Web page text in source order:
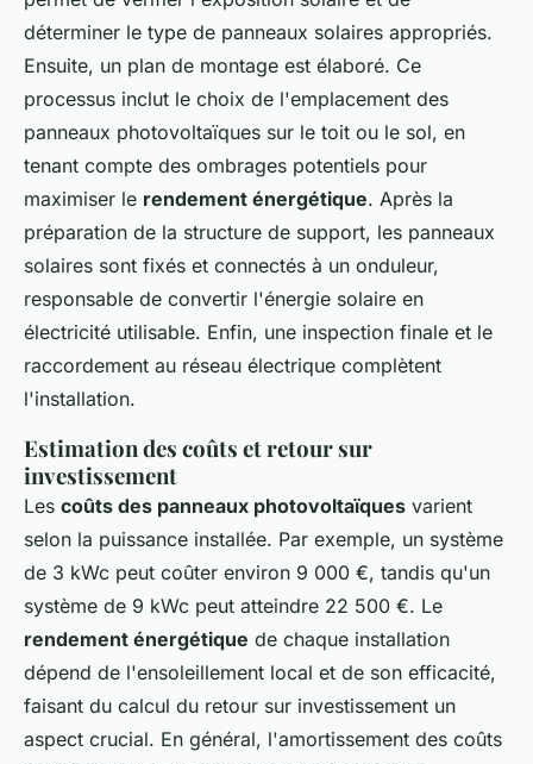
déterminer le type de panneaux solaires appropriés.
Ensuite, un plan de montage est élaboré. Ce
processus inclut le choix de l'emplacement des
panneaux photovoltaïques sur le toit ou le sol, en
tenant compte des ombrages potentiels pour
maximiser le rendement énergétique. Après la
préparation de la structure de support, les panneaux
solaires sont fixés et connectés à un onduleur,
responsable de convertir l'énergie solaire en
électricité utilisable. Enfin, une inspection finale et le
raccordement au réseau électrique complètent
l'installation.
Estimation des coûts et retour sur
investissement
Les coûts des panneaux photovoltaïques varient
selon la puissance installée. Par exemple, un système
de 3 kWc peut coûter environ 9 000 €, tandis qu'un
système de 9 kWc peut atteindre 22 500 €. Le
rendement énergétique de chaque installation
dépend de l'ensoleillement local et de son efficacité,
faisant du calcul du retour sur investissement un
aspect crucial. En général, l'amortissement des coûts